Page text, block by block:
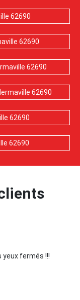
62690
62690
62690
62690
62690
62690
fermés !!!